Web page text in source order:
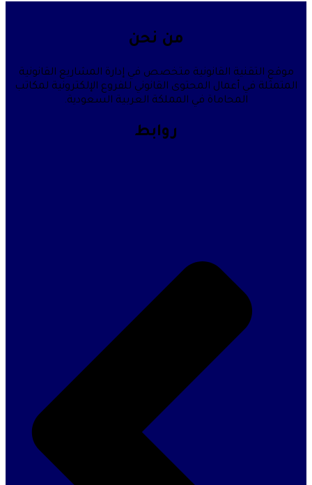
القانونية متخصص في إدارة المشاريع القانونية
أعمال المحتوى القانوني للفروع الإلكترونية لمكاتب
المحاماة في المملكة العربية السعودية.